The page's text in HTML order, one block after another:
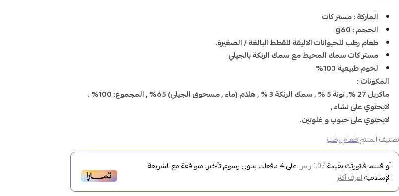
الماركة : مستر كات
الحجم : g60
طعام رطب للحيوانات الاليفة للقطط البالغة / الصغيرة.
مستر كات سمك المحيط مع سمك الرنكة بالجيلي
لحوم طبيعية 100%
المكونات :
ماكريل 27 %, تونة 5 % , سمك الرنكة 3 % , هلام (ماء , مسحوق الجيلي) 65% , المجموع: 100% .
لايحتوي على نشاء ,
لايحتوي على حبوب و غلوتين.
تصنيف المنتج:طعام رطب
أو قسم فاتورتك بقيمة 1.07 ر.س على4 دفعات بدون رسوم تأخير، متوافقة مع الشريعة
الإسلاميةاعرف أكثر